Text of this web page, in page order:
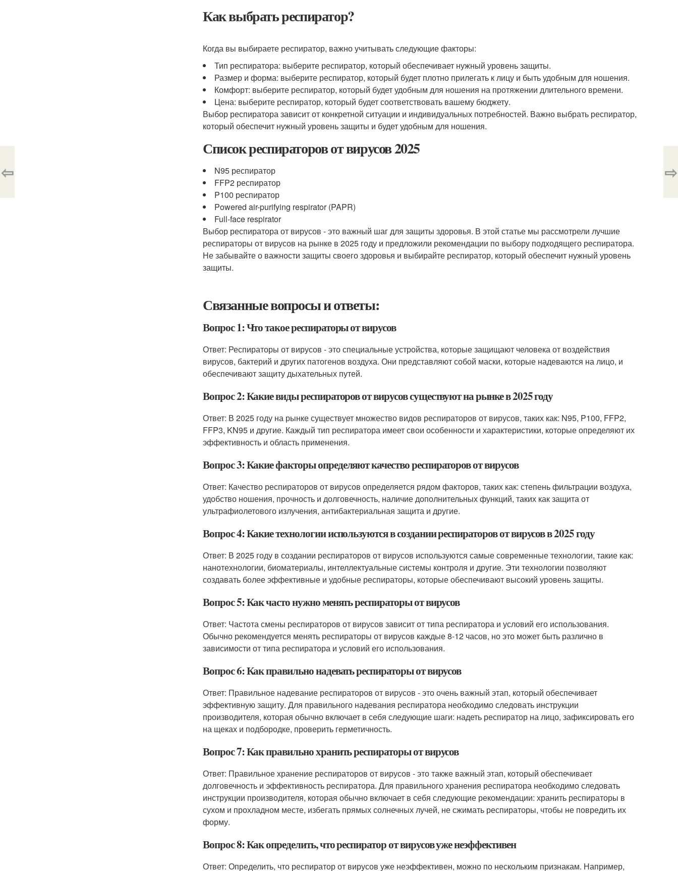
Как выбрать респиратор?
Когда вы выбираете респиратор, важно учитывать следующие факторы:
Тип респиратора: выберите респиратор, который обеспечивает нужный уровень защиты.
Размер и форма: выберите респиратор, который будет плотно прилегать к лицу и быть удобным для ношения.
Комфорт: выберите респиратор, который будет удобным для ношения на протяжении длительного времени.
Цена: выберите респиратор, который будет соответствовать вашему бюджету.
Выбор респиратора зависит от конкретной ситуации и индивидуальных потребностей. Важно выбрать респиратор,
который обеспечит нужный уровень защиты и будет удобным для ношения.
Список респираторов от вирусов 2025
N95 респиратор
FFP2 респиратор
P100 респиратор
Powered air-purifying respirator (PAPR)
Full-face respirator
Выбор респиратора от вирусов - это важный шаг для защиты здоровья. В этой статье мы рассмотрели лучшие
респираторы от вирусов на рынке в 2025 году и предложили рекомендации по выбору подходящего респиратора.
Не забывайте о важности защиты своего здоровья и выбирайте респиратор, который обеспечит нужный уровень
защиты.
Связанные вопросы и ответы:
Вопрос 1: Что такое респираторы от вирусов
Ответ: Респираторы от вирусов - это специальные устройства, которые защищают человека от воздействия
вирусов, бактерий и других патогенов воздуха. Они представляют собой маски, которые надеваются на лицо, и
обеспечивают защиту дыхательных путей.
Вопрос 2: Какие виды респираторов от вирусов существуют на рынке в 2025 году
Ответ: В 2025 году на рынке существует множество видов респираторов от вирусов, таких как: N95, P100, FFP2,
FFP3, KN95 и другие. Каждый тип респиратора имеет свои особенности и характеристики, которые определяют их
эффективность и область применения.
Вопрос 3: Какие факторы определяют качество респираторов от вирусов
Ответ: Качество респираторов от вирусов определяется рядом факторов, таких как: степень фильтрации воздуха,
удобство ношения, прочность и долговечность, наличие дополнительных функций, таких как защита от
ультрафиолетового излучения, антибактериальная защита и другие.
Вопрос 4: Какие технологии используются в создании респираторов от вирусов в 2025 году
Ответ: В 2025 году в создании респираторов от вирусов используются самые современные технологии, такие как:
нанотехнологии, биоматериалы, интеллектуальные системы контроля и другие. Эти технологии позволяют
создавать более эффективные и удобные респираторы, которые обеспечивают высокий уровень защиты.
Вопрос 5: Как часто нужно менять респираторы от вирусов
Ответ: Частота смены респираторов от вирусов зависит от типа респиратора и условий его использования.
Обычно рекомендуется менять респираторы от вирусов каждые 8-12 часов, но это может быть различно в
зависимости от типа респиратора и условий его использования.
Вопрос 6: Как правильно надевать респираторы от вирусов
Ответ: Правильное надевание респираторов от вирусов - это очень важный этап, который обеспечивает
эффективную защиту. Для правильного надевания респиратора необходимо следовать инструкции
производителя, которая обычно включает в себя следующие шаги: надеть респиратор на лицо, зафиксировать его
на щеках и подбородке, проверить герметичность.
Вопрос 7: Как правильно хранить респираторы от вирусов
Ответ: Правильное хранение респираторов от вирусов - это также важный этап, который обеспечивает
долговечность и эффективность респиратора. Для правильного хранения респиратора необходимо следовать
инструкции производителя, которая обычно включает в себя следующие рекомендации: хранить респираторы в
сухом и прохладном месте, избегать прямых солнечных лучей, не сжимать респираторы, чтобы не повредить их
форму.
Вопрос 8: Как определить, что респиратор от вирусов уже неэффективен
Ответ: Определить, что респиратор от вирусов уже неэффективен, можно по нескольким признакам. Например,
⇦ ⇨